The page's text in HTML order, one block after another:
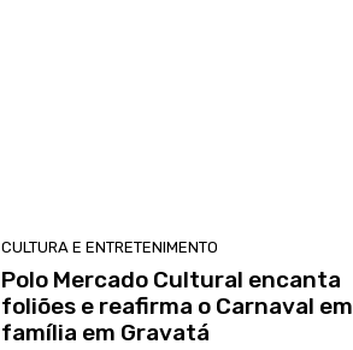
CULTURA E ENTRETENIMENTO
Polo Mercado Cultural encanta
foliões e reafirma o Carnaval em
família em Gravatá